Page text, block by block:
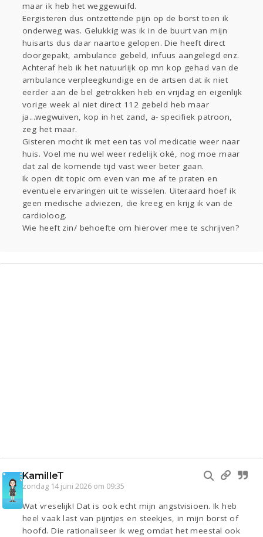
maar ik heb het weggewuifd.
Eergisteren dus ontzettende pijn op de borst toen ik
onderweg was. Gelukkig was ik in de buurt van mijn
huisarts dus daar naartoe gelopen. Die heeft direct
doorgepakt, ambulance gebeld, infuus aangelegd enz.
Achteraf heb ik het natuurlijk op mn kop gehad van de
ambulance verpleegkundige en de artsen dat ik niet
eerder aan de bel getrokken heb en vrijdag en eigenlijk
vorige week al niet direct 112 gebeld heb maar
ja...wegwuiven, kop in het zand, a- specifiek patroon,
zeg het maar.
Gisteren mocht ik met een tas vol medicatie weer naar
huis. Voel me nu wel weer redelijk oké, nog moe maar
dat zal de komende tijd vast weer beter gaan.
Ik open dit topic om even van me af te praten en
eventuele ervaringen uit te wisselen. Uiteraard hoef ik
geen medische adviezen, die kreeg en krijg ik van de
cardioloog.
Wie heeft zin/ behoefte om hierover mee te schrijven?
KamilleT
zondag 14 juni 2026 om 09:35
Wat vreselijk! Dat is ook echt mijn angstvisioen. Ik heb
heel vaak last van pijntjes en steekjes, in mijn borst of
hoofd. Die rationaliseer ik weg omdat het meestal ook